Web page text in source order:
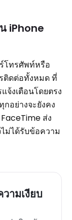
iPhone
โทรศัพท์หรือ
ติดต่อทั้งหมด ที่
งเตือนโดยตรง
อย่างจะยังคง
ส่ง
ม่ได้รับข้อความ
ามเงียบ